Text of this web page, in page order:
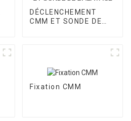
DÉCLENCHEMENT
CMM ET SONDE DE
Fixation CMM